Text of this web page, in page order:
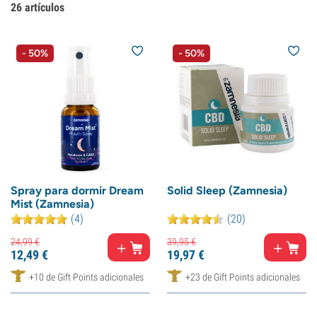
26 artículos
- 50%
Spray para dormir Dream
Mist (Zamnesia)
(4)
24,99€
12,49€
+10 de Gift Points adicionales
- 50%
Solid Sleep (Zamnesia)
(20)
39,95€
19,97€
+23 de Gift Points adicionales